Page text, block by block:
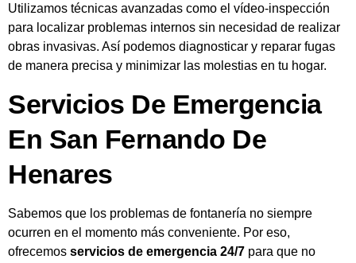
Utilizamos técnicas avanzadas como el vídeo-inspección
para localizar problemas internos sin necesidad de realizar
obras invasivas. Así podemos diagnosticar y reparar fugas
de manera precisa y minimizar las molestias en tu hogar.
Servicios De Emergencia
En San Fernando De
Henares
Sabemos que los problemas de fontanería no siempre
ocurren en el momento más conveniente. Por eso,
ofrecemos servicios de emergencia 24/7 para que no